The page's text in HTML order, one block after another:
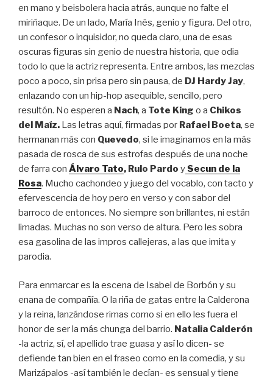
en mano y beisbolera hacia atrás, aunque no falte el
miriñaque. De un lado, María Inés, genio y figura. Del otro,
un confesor o inquisidor, no queda claro, una de esas
oscuras figuras sin genio de nuestra historia, que odia
todo lo que la actriz representa. Entre ambos, las mezclas
poco a poco, sin prisa pero sin pausa, de DJ Hardy Jay,
enlazando con un hip-hop asequible, sencillo, pero
resultón. No esperen a Nach, a Tote King o a Chikos
del Maíz. Las letras aquí, firmadas por Rafael Boeta, se
hermanan más con Quevedo, si le imaginamos en la más
pasada de rosca de sus estrofas después de una noche
de farra con Álvaro Tato, Rulo Pardo y Secun de la
Rosa. Mucho cachondeo y juego del vocablo, con tacto y
efervescencia de hoy pero en verso y con sabor del
barroco de entonces. No siempre son brillantes, ni están
limadas. Muchas no son verso de altura. Pero les sobra
esa gasolina de las impros callejeras, a las que imita y
parodia.
Para enmarcar es la escena de Isabel de Borbón y su
enana de compañía. O la riña de gatas entre la Calderona
y la reina, lanzándose rimas como si en ello les fuera el
honor de ser la más chunga del barrio. Natalia Calderón
-la actriz, sí, el apellido trae guasa y así lo dicen- se
defiende tan bien en el fraseo como en la comedia, y su
Marizápalos -así también le decían- es sensual y tiene